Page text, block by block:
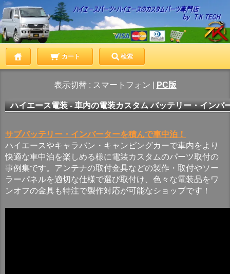
カート 検索
表示切替 : スマートフォン PC版
ハイエース電装 - 車内の電装カスタム バッテリー・インバ
サブバッテリー・インバーターを積んで車中泊！
ハイエースやキャラバン・キャンピングカーで車内をより
快適な車中泊を楽しめる様に電装カスタムのパーツ取付の
事例集です。アンテナの取付金具などの製作・取付やソー
ラーパネルを適切な仕様で選び取付け、色々な電装品をワ
ンオフの金具も特注で製作対応が可能なショップです！